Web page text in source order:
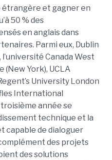
et gagner en
50 % des
en anglais dans
Parmi eux, Dublin
Canada West
York), UCLA
University London
International
année se
technique et la
capable de dialoguer
des projets
des solutions